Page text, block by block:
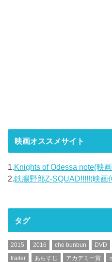
映画オススメサイト
1.Knights of Odessa note(映
2.鉄腸野郎Z-SQUAD!!!!!(映画
タグ
2015 2016 che bunbun DVD
trailer
あらすじ アカデミー賞